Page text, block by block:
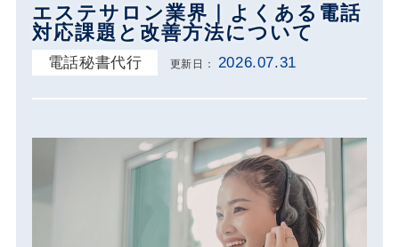
エステサロン業界｜よくある電話
対応課題と改善方法について
電話秘書代行 更新日： 2026.07.31